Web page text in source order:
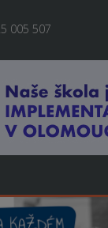
005 507